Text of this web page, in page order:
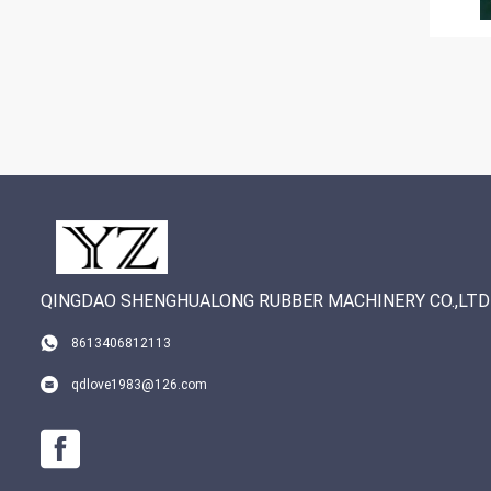
QINGDAO SHENGHUALONG RUBBER MACHINERY CO.,LTD
8613406812113
qdlove1983@126.com